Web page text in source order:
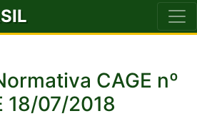
CAGE nº
18/07/2018